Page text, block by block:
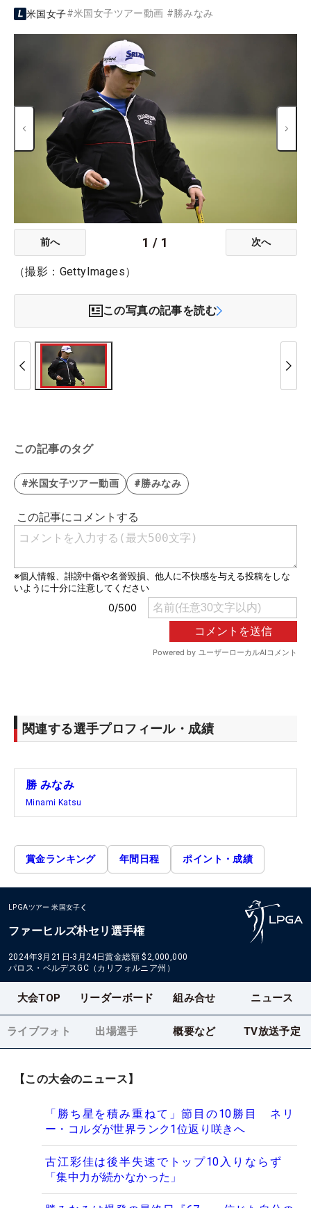
米国女子#米国女子ツアー動画 #勝みなみ
前へ 1 / 1 次へ
（撮影：GettyImages）
この写真の記事を読む
この記事のタグ
#米国女子ツアー動画 #勝みなみ
関連する選手プロフィール・成績
勝 みなみ
Minami Katsu
賞金ランキング 年間日程 ポイント・成績
LPGAツアー 米国女子
ファーヒルズ朴セリ選手権
2024年3月21日-3月24日賞金総額 $2,000,000
パロス・ベルデスGC（カリフォルニア州）
大会TOP リーダーボード 組み合せ ニュース
ライブフォト 出場選手 概要など TV放送予定
【この大会のニュース】
「勝ち星を積み重ねて」節目の10勝目 ネリ
ー・コルダが世界ランク1位返り咲きへ
古江彩佳は後半失速でトップ10入りならず
「集中力が続かなかった」